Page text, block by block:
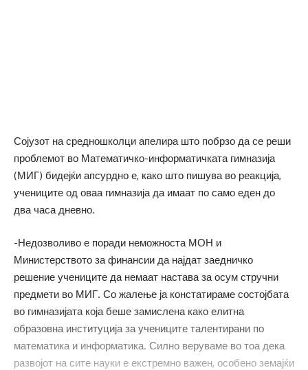
Сојузот на средношколци апелира што побрзо да се реши
проблемот во Математичко-информатичката гимназија
(МИГ) бидејќи апсурдно е, како што пишува во реакција,
учениците од оваа гимназија да имаат по само еден до
два часа дневно.
-Недозволиво е поради неможноста МОН и
Министерството за финансии да најдат заедничко
решение учениците да немаат настава за осум стручни
предмети во МИГ. Со жалење ја констатираме состојбата
во гимназијата која беше замислена како елитна
образовна институција за учениците талентирани по
математика и информатика. Силно веруваме во тоа дека
развојот на сите науки е екстремно важен, особено земајќи